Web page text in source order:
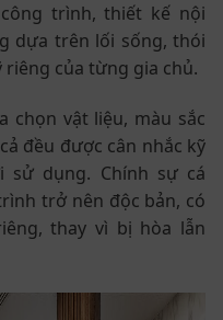
trình, thiết kế nội
dựa trên lối sống, thói
của từng gia chủ.
chọn vật liệu, màu sắc
đều được cân nhắc kỹ
dụng. Chính sự cá
trở nên độc bản, có
thay vì bị hòa lẫn